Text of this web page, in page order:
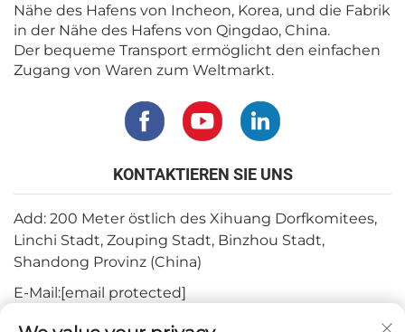
Nähe des Hafens von Incheon, Korea, und die Fabrik
in der Nähe des Hafens von Qingdao, China.
Der bequeme Transport ermöglicht den einfachen
Zugang von Waren zum Weltmarkt.
KONTAKTIEREN SIE UNS
Add: 200 Meter östlich des Xihuang Dorfkomitees,
Linchi Stadt, Zouping Stadt, Binzhou Stadt,
Shandong Provinz (China)
E-Mail:[email protected]
Tel.: +82-3180427370